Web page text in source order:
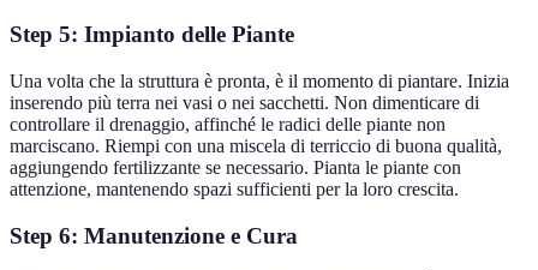
Step 5: Impianto delle Piante
Una volta che la struttura è pronta, è il momento di piantare. Inizia
inserendo più terra nei vasi o nei sacchetti. Non dimenticare di
controllare il drenaggio, affinché le radici delle piante non
marciscano. Riempi con una miscela di terriccio di buona qualità,
aggiungendo fertilizzante se necessario. Pianta le piante con
attenzione, mantenendo spazi sufficienti per la loro crescita.
Step 6: Manutenzione e Cura